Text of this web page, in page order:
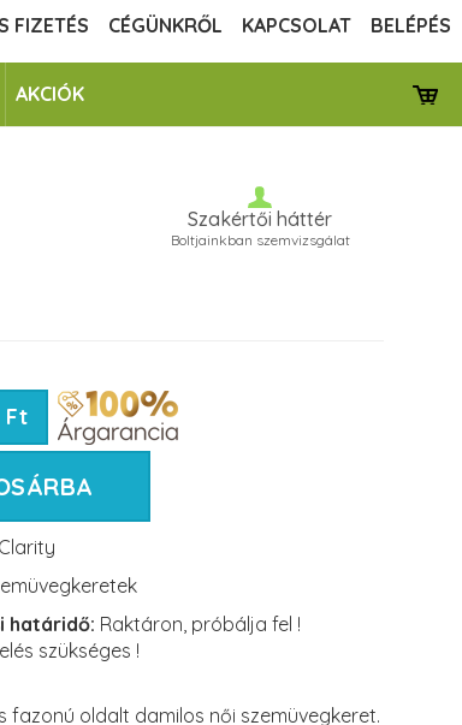
FIZETÉS CÉGÜNKRŐL KAPCSOLAT BELÉPÉS
AKCIÓK
Szakértői háttér
Boltjainkban szemvizsgálat
Ft
Clarity
határidő: Raktáron, próbálja fel !
szükséges !
fazonú oldalt damilos női szemüvegkeret.